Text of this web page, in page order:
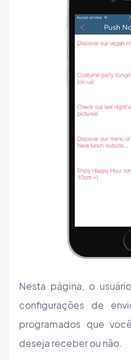
Nesta página, o
configurações de
programados que
deseja receber ou não.